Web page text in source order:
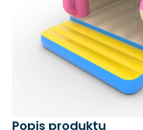
Popis produktu